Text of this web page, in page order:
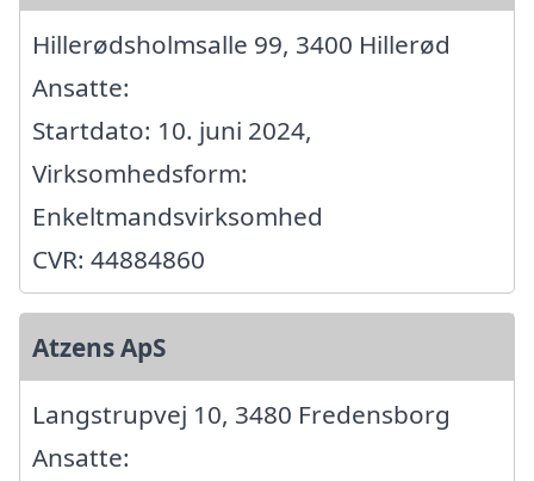
Hillerødsholmsalle 99, 3400 Hillerød
Ansatte:
Startdato: 10. juni 2024,
Virksomhedsform:
Enkeltmandsvirksomhed
CVR: 44884860
Atzens ApS
Langstrupvej 10, 3480 Fredensborg
Ansatte: